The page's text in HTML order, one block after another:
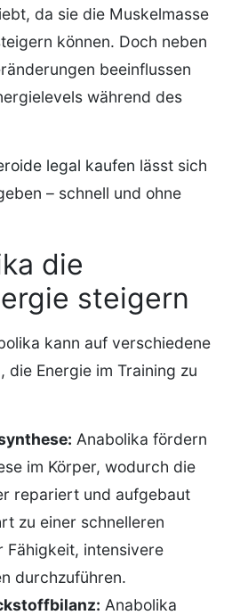
da sie die Muskelmasse
können. Doch neben
beeinflussen
während des
legal kaufen lässt sich
– schnell und ohne
die
steigern
kann auf verschiedene
die Energie im Training zu
Anabolika fördern
im Körper, wodurch die
repariert und aufgebaut
zu einer schnelleren
Fähigkeit, intensivere
durchzuführen.
Anabolika